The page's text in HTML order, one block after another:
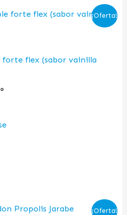
¡Oferta!
forte flex (sabor vainilla
¡Oferta!